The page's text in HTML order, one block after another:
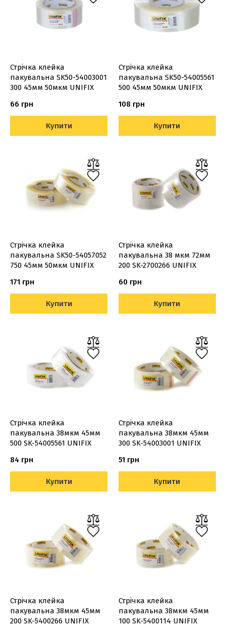
Стрічка клейка
пакувальна SK50-54003001
300 45мм 50мкм UNIFIX
66 грн
Купити
Стрічка клейка
пакувальна SK50-54005561
500 45мм 50мкм UNIFIX
108 грн
Купити
Стрічка клейка
пакувальна SK50-54057052
750 45мм 50мкм UNIFIX
171 грн
Купити
Стрічка клейка
пакувальна 38 мкм 72мм
200 SK-2700266 UNIFIX
60 грн
Купити
Стрічка клейка
пакувальна 38мкм 45мм
500 SK-54005561 UNIFIX
84 грн
Купити
Стрічка клейка
пакувальна 38мкм 45мм
300 SK-54003001 UNIFIX
51 грн
Купити
Стрічка клейка
пакувальна 38мкм 45мм
200 SK-5400266 UNIFIX
Стрічка клейка
пакувальна 38мкм 45мм
100 SK-5400114 UNIFIX